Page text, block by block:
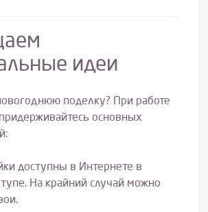
идеи
поделку? При работе
основных
доступны в Интернете в
На крайний случай можно